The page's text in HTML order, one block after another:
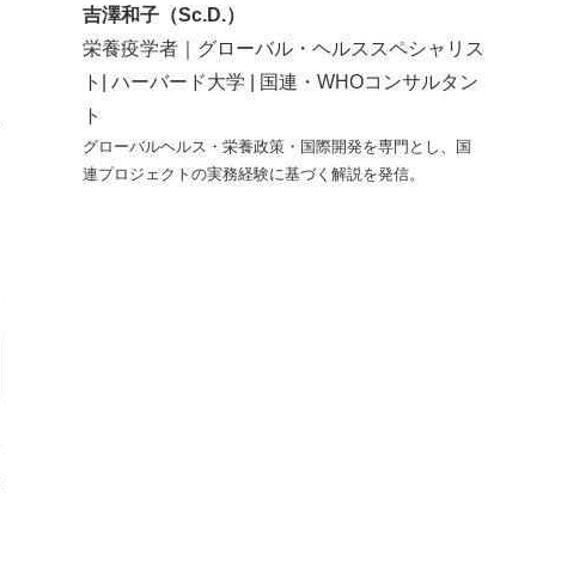
c
e
b
o
o
ail
吉澤和子（Sc.D.）
栄養疫学者｜グローバル・ヘルススペシャリス
ト| ハーバード大学 | 国連・WHOコンサルタン
ト
グローバルヘルス・栄養政策・国際開発を専門とし、国
連プロジェクトの実務経験に基づく解説を発信。